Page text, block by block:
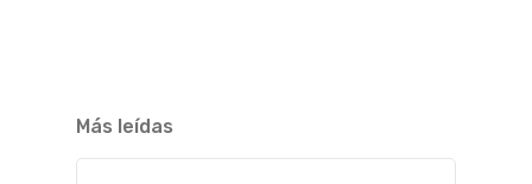
Más leídas